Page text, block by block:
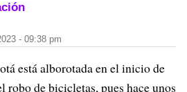
- 09:38 pm
está alborotada en el inicio de
robo de bicicletas, pues hace unos